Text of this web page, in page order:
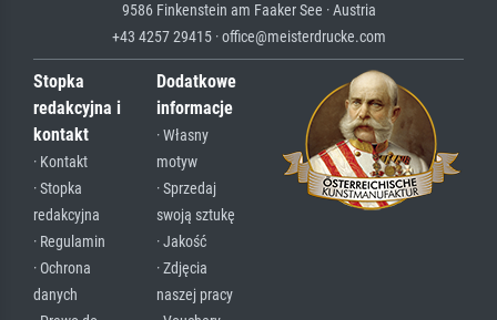
9586 Finkenstein am Faaker See · Austria
+43 4257 29415 · office@meisterdrucke.com
Stopka
redakcyjna i
kontakt
· Kontakt
· Stopka
redakcyjna
· Regulamin
· Ochrona
danych
Dodatkowe
informacje
· Własny
motyw
· Sprzedaj
swoją sztukę
· Jakość
· Zdjęcia
naszej pracy